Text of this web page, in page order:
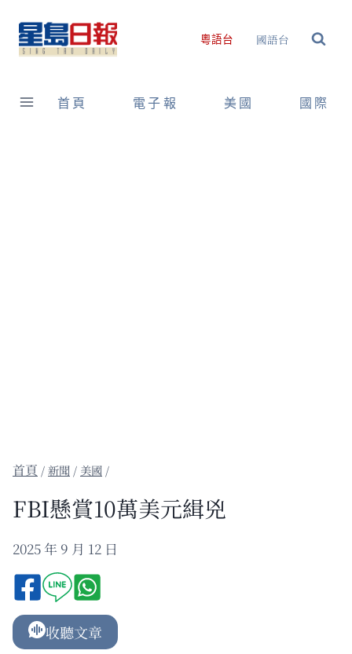
content
粵語台 國語台
首頁 電子報 美國 國際
/新聞 / 美國 /
FBI懸賞10萬美元緝兇
2025 年 9 月 12 日
收聽文章